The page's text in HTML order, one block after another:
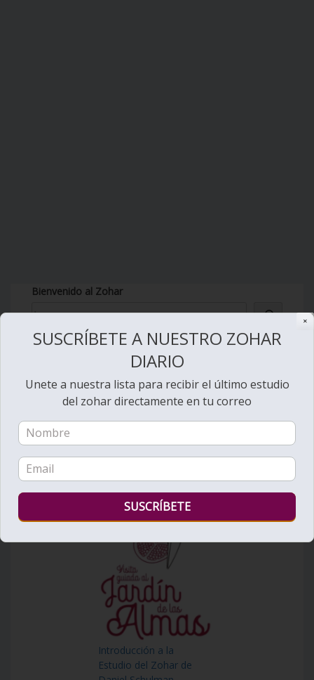
Bienvenido al Zohar
Ver videos de Lectura de la Torá
Introducción a la
Estudio del Zohar de
✕
SUSCRÍBETE A NUESTRO ZOHAR
DIARIO
Unete a nuestra lista para recibir el último estudio
del zohar directamente en tu correo